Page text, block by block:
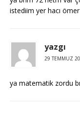
istediim yer hacı
yazgı
29 TEMMUZ
ya matematik zordu